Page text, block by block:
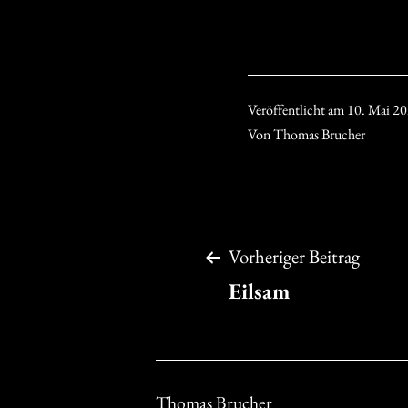
Veröffentlicht am10. Mai
VonThomas Brucher
Beitragsnavigation
Vorheriger Beitrag
Eilsam
Thomas Brucher